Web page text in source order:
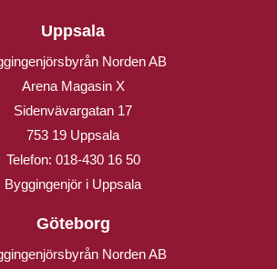
Uppsala
Norden AB
Arena Magasin X
Sidenvävargatan 17
753 19 Uppsala
Telefon: 018-430 16 50
Byggingenjör i Uppsala
Göteborg
Norden AB